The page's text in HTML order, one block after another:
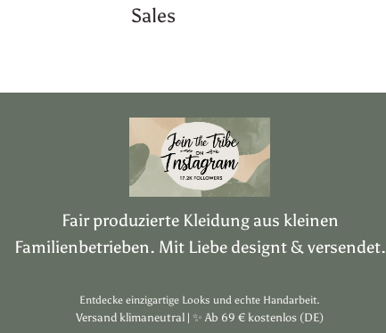
Sales
Fair produzierte Kleidung aus kleinen
Familienbetrieben. Mit Liebe designt & versendet.
Entdecke einzigartige Looks und echte Handarbeit.
Versand klimaneutral | ✨ Ab 69 € kostenlos (DE)